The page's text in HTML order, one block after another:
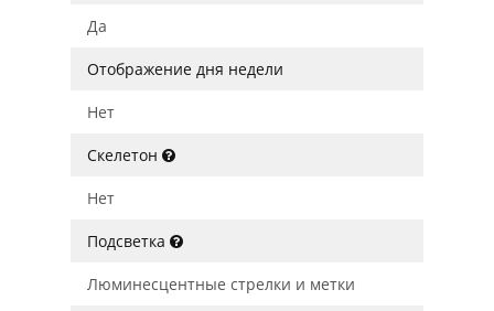
Да
Отображение дня недели
Нет
Скелетон
Нет
Подсветка
Люминесцентные стрелки и метки